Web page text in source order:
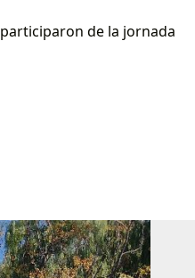
de la jornada